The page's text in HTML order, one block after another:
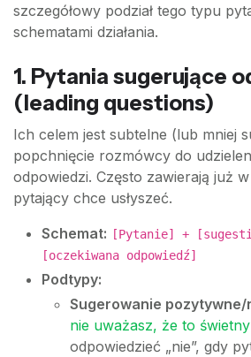
szczegółowy podział tego typu
schematami działania.
1. Pytania sugerujące
(leading questions)
Ich celem jest subtelne (lub mniej
popchnięcie rozmówcy do
odpowiedzi. Często zawierają już
pytający chce usłyszeć.
Schemat: [Pytanie] +
[oczekiwana odpowiedź]
Podtypy:
Sugerowanie pozytywne/
nie uważasz, że to świetny
odpowiedzieć „nie”, gdy